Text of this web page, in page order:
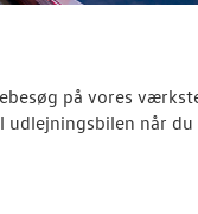
på vores
når